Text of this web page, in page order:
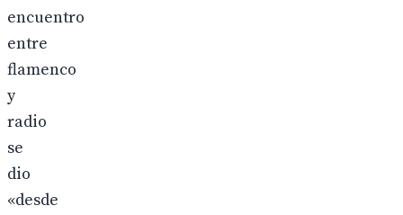
encuentro
entre
flamenco
y
radio
se
dio
«desde